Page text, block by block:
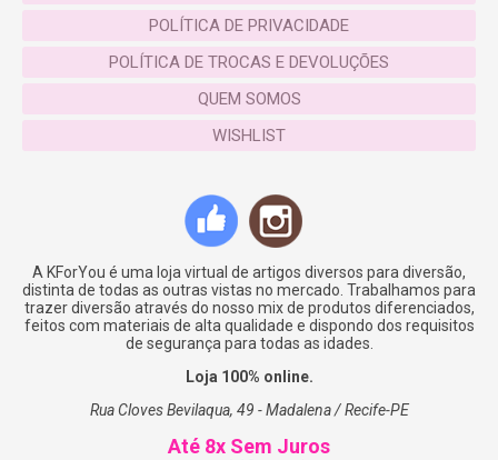
www.kforyou.com.br
http://www.thalitamaia.com/2016/11/loja-
nacional-que-vende-boias-divertidas.html
ESPECIFICAÇÕES:
Material: plástico e silicone
Peso: 55g
Categorias: Decoração,Destaque
,Ofertas Tags: abacaxi ,beach party bebidas, cenografia
copo decorativo, copo decorativo abacaxi, copos,cupholder
festa
holder,pool party
POLÍTICA DE PRIVACIDADE
POLÍTICA DE TROCAS E DEVOLUÇÕES
QUEM SOMOS
WISHLIST
A KForYou é uma loja virtual de artigos diversos para diversão,
distinta de todas as outras vistas no mercado. Trabalhamos para
trazer diversão através do nosso mix de produtos diferenciados,
feitos com materiais de alta qualidade e dispondo dos requisitos
de segurança para todas as idades.
Loja 100% online.
Rua Cloves Bevilaqua, 49 - Madalena / Recife-PE
Até 8x Sem Juros